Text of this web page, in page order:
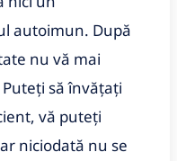
autoimun. După
nu vă mai
să învățați
vă puteți
niciodată nu se